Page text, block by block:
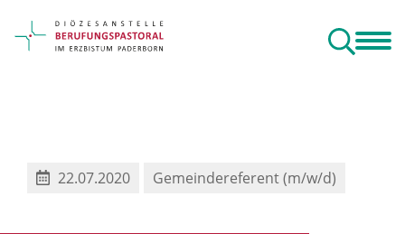
22.07.2020 Gemeindereferent (m/w/d)